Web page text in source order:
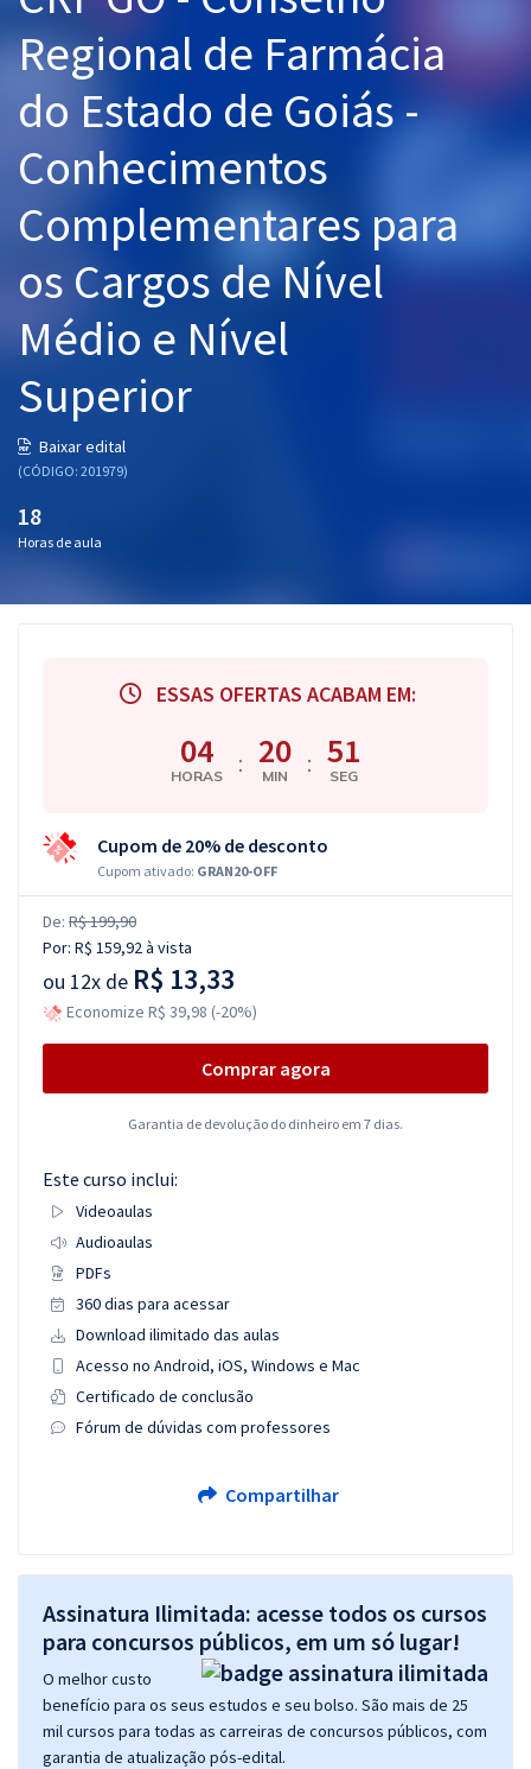
Graduação
Mentorias
Questões grátis
Conteúdo gratuito
Blog
Aprovados
Atendimento
Regional de Farmácia
do Estado de Goiás -
Conhecimentos
Complementares para
os Cargos de Nível
Médio e Nível
Superior
Baixar edital
(CÓDIGO: 201979)
18
Horas de aula
ESSAS OFERTAS ACABAM EM:
04
HORAS : 20
MIN : 50
SEG
Cupom de 20% de desconto
Cupom ativado: GRAN20-OFF
De: R$ 199,90
Por: R$ 159,92à vista
ou 12x de R$ 13,33
Economize R$ 39,98 (-20%)
Comprar agora
Garantia de devolução do dinheiro em 7 dias.
Este curso inclui:
Videoaulas
Audioaulas
PDFs
360 dias para acessar
Download ilimitado das aulas
Acesso no Android, iOS, Windows e Mac
Certificado de conclusão
Fórum de dúvidas com professores
Compartilhar
Assinatura Ilimitada: acesse todos os cursos
para concursos públicos, em um só lugar!
O melhor custo
benefício para os seus estudos e seu bolso. São mais de 25
mil cursos para todas as carreiras de concursos públicos, com
garantia de atualização pós-edital.